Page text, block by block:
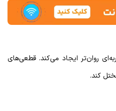
روان‌تر ایجاد می‌کند. قطعی‌های
کند.